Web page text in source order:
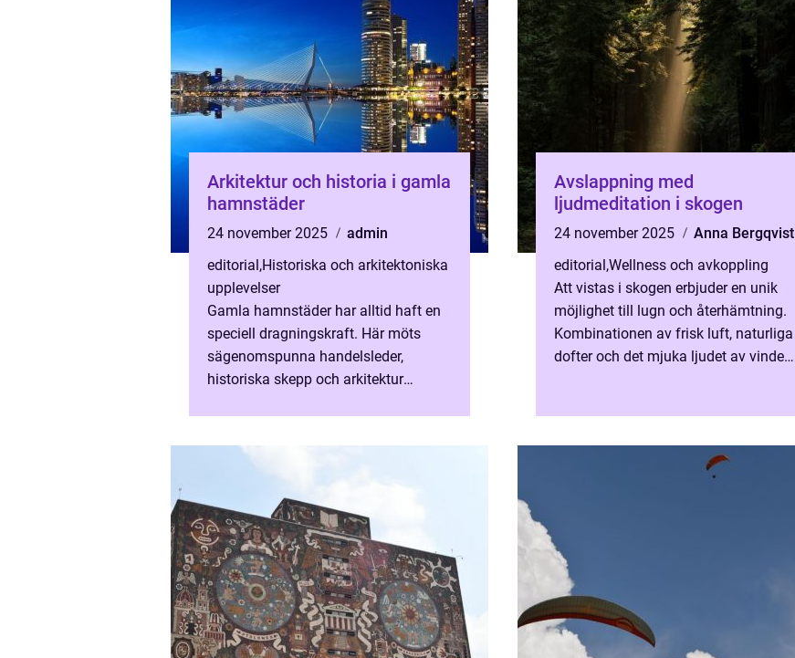
Arkitektur och historia i gamla
hamnstäder
24 november 2025
admin
editorial,Historiska och arkitektoniska
upplevelser
Gamla hamnstäder har alltid haft en
speciell dragningskraft. Här möts
sägenomspunna handelsleder,
historiska skepp och arkitektur
Avslappning med
ljudmeditation i skogen
24 november 2025
Anna Bergqvist
editorial,Wellness och avkoppling
Att vistas i skogen erbjuder en unik
möjlighet till lugn och återhämtning.
Kombinationen av frisk luft, naturliga
dofter och det mjuka ljudet av vinden